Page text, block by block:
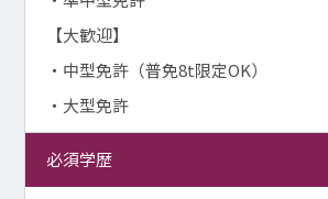
【大歓迎】
・中型免許（普免8t限定OK）
・大型免許
必須学歴